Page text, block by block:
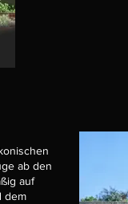
ab den
auf
dem